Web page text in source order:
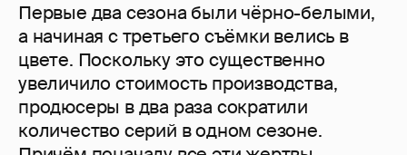
Первые два сезона были чёрно-белыми,
а начиная с третьего съёмки велись в
цвете. Поскольку это существенно
увеличило стоимость производства,
продюсеры в два раза сократили
количество серий в одном сезоне.